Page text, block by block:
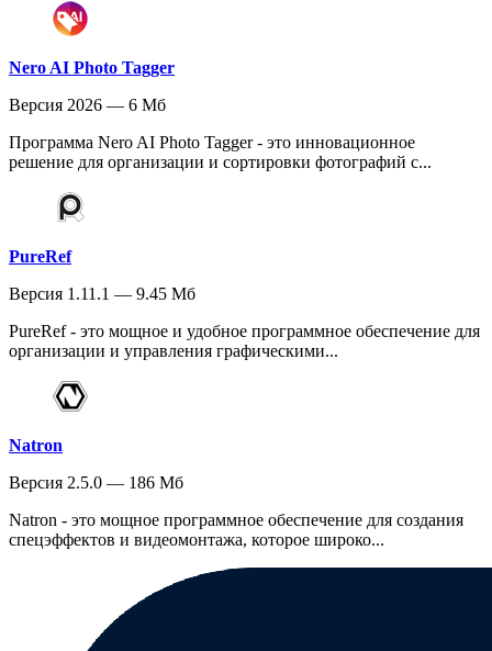
Nero AI Photo Tagger
Версия 2026 — 6 Мб
Программа Nero AI Photo Tagger - это инновационное
решение для организации и сортировки фотографий с...
PureRef
Версия 1.11.1 — 9.45 Мб
PureRef - это мощное и удобное программное обеспечение для
организации и управления графическими...
Natron
Версия 2.5.0 — 186 Мб
Natron - это мощное программное обеспечение для создания
спецэффектов и видеомонтажа, которое широко...